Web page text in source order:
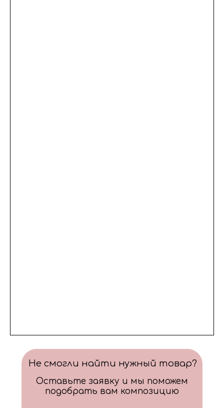
Не смогли найти нужный товар?
Оставьте заявку и мы поможем
подобрать вам композицию